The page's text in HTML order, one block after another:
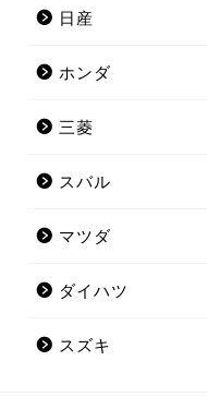
日産
ホンダ
三菱
スバル
マツダ
ダイハツ
スズキ